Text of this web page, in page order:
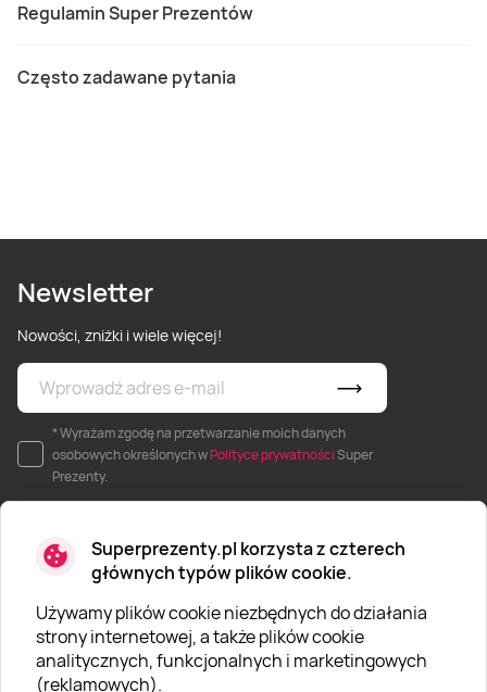
Superprezenty.pl korzysta z czterech
głównych typów plików cookie.
Używamy plików cookie niezbędnych do działania
strony internetowej, a także plików cookie
analitycznych, funkcjonalnych i marketingowych
(reklamowych).
Regulamin Super Prezentów
Często zadawane pytania
Newsletter
Nowości, zniżki i wiele więcej!
* Wyrażam zgodę na przetwarzanie moich danych
osobowych określonych wPolityce prywatnościSuper
Prezenty.
O SUPERPREZENTY
O nas